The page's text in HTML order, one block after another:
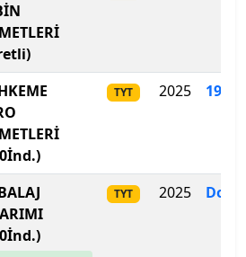
Teknoloji Üniversitesi
Üniversitesi
TYT 2025 191
TYT 2025